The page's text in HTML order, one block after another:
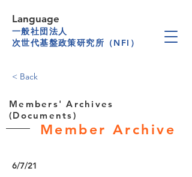
一般社団法人
次世代基盤政策研究所（NFI）
Language
< Back
Members' Archives
(Documents)
Member Archive
6/7/21